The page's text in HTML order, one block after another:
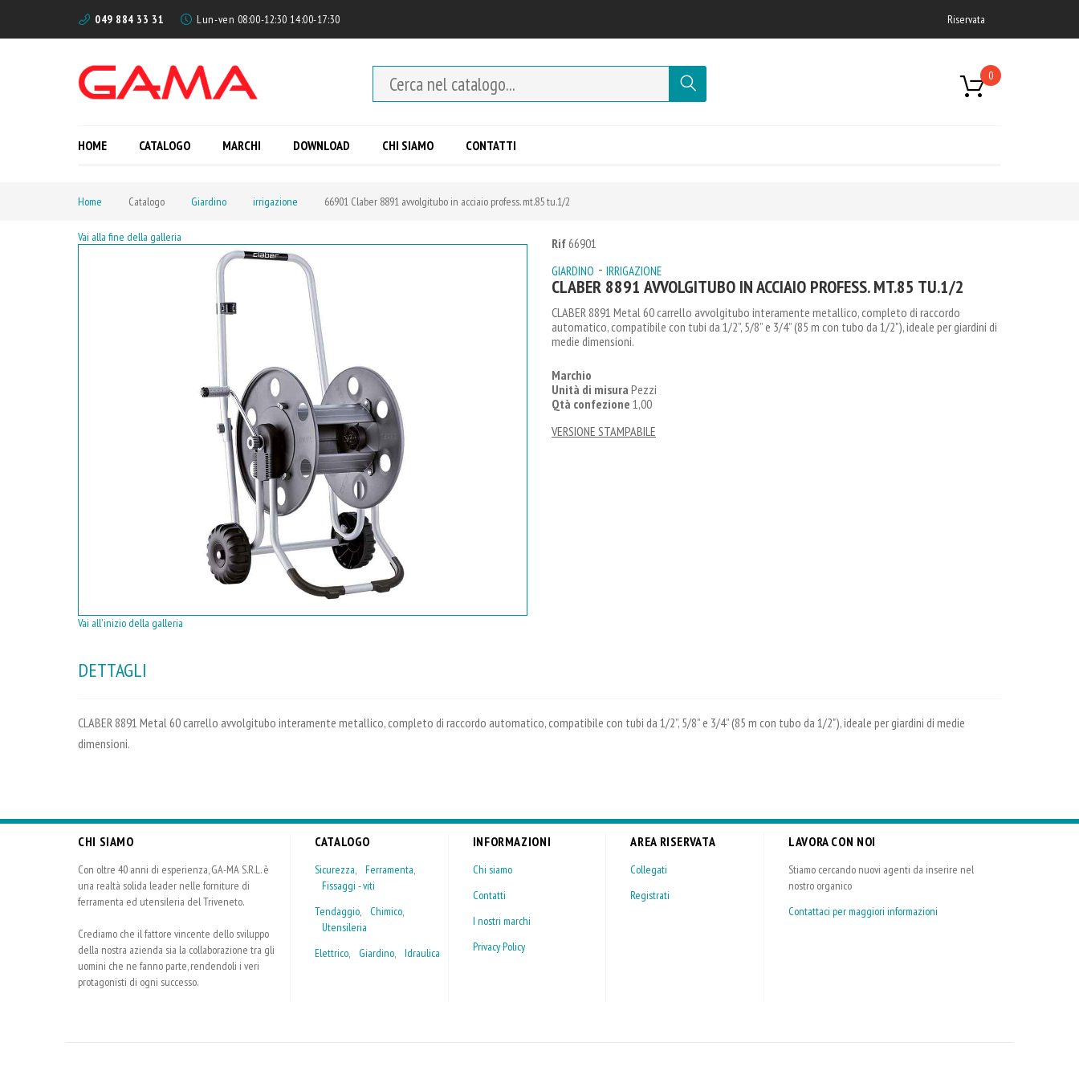
049 884 33 31 Lun-ven 08:00-12:30 14:00-17:30 Riservata
0
HOME CATALOGO MARCHI DOWNLOAD CHI SIAMO CONTATTI
Home Catalogo Giardino irrigazione 66901 Claber 8891 avvolgitubo in acciaio profess. mt.85 tu.1/2
Rif66901
GIARDINO - IRRIGAZIONE
CLABER 8891 AVVOLGITUBO IN ACCIAIO PROFESS. MT.85 TU.1/2
CLABER 8891 Metal 60 carrello avvolgitubo interamente metallico, completo di raccordo
automatico, compatibile con tubi da 1/2”, 5/8” e 3/4” (85 m con tubo da 1/2"), ideale per giardini di
medie dimensioni.
Marchio
Unità di misura Pezzi
Qtà confezione 1,00
VERSIONE STAMPABILE
Vai alla fine della galleria
Vai all'inizio della galleria
DETTAGLI
CLABER 8891 Metal 60 carrello avvolgitubo interamente metallico, completo di raccordo automatico, compatibile con tubi da 1/2”, 5/8” e 3/4” (85 m con tubo da 1/2"), ideale per giardini di medie
dimensioni.
CHI SIAMO
Con oltre 40 anni di esperienza, GA-MA S.R.L. è
una realtà solida leader nelle forniture di
ferramenta ed utensileria del Triveneto.
Crediamo che il fattore vincente dello sviluppo
della nostra azienda sia la collaborazione tra gli
uomini che ne fanno parte, rendendoli i veri
protagonisti di ogni successo.
CATALOGO
Sicurezza, Ferramenta
Fissaggi - viti
Tendaggio, Chimico
Utensileria
Elettrico, Giardino, Idraulica
INFORMAZIONI
Chi siamo
Contatti
I nostri marchi
Privacy Policy
AREA RISERVATA
Collegati
Registrati
LAVORA CON NOI
Stiamo cercando nuovi agenti da inserire nel
nostro organico
Contattaci per maggiori informazioni